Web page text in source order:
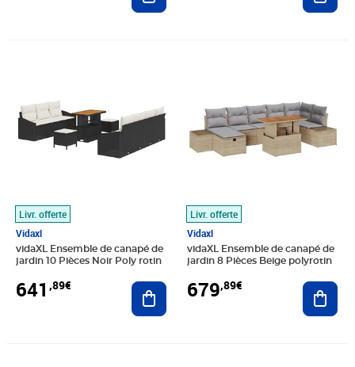
Livr. offerte
Vidaxl
vidaXL Ensemble de canapé de
jardin 10 Pièces Noir Poly rotin
641 ,89€ Ajouter au panier
Livr. offerte
Vidaxl
vidaXL Ensemble de canapé de
jardin 8 Pièces Beige polyrotin
679,89€